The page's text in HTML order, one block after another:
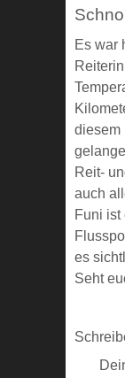
Es war
diesem
Reit-
auch
Funi ist
es
Seht